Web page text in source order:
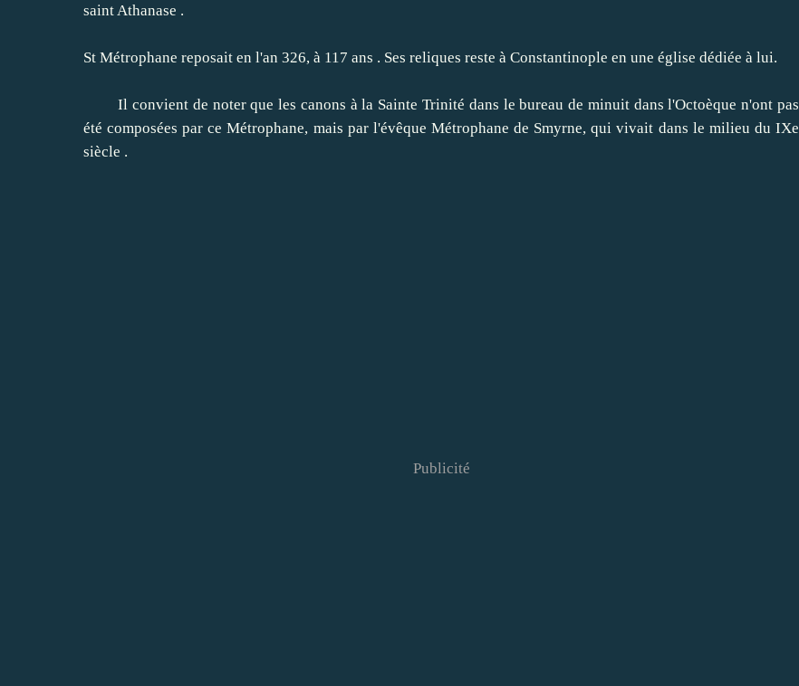
saint Athanase .
St Métrophane reposait en l'an 326, à 117 ans . Ses reliques reste à Constantinople en une église dédiée à lui.
Il convient de noter que les canons à la Sainte Trinité dans le bureau de minuit dans l'Octoèque n'ont pas
été composées par ce Métrophane, mais par l'évêque Métrophane de Smyrne, qui vivait dans le milieu du IXe
siècle .
Publicité